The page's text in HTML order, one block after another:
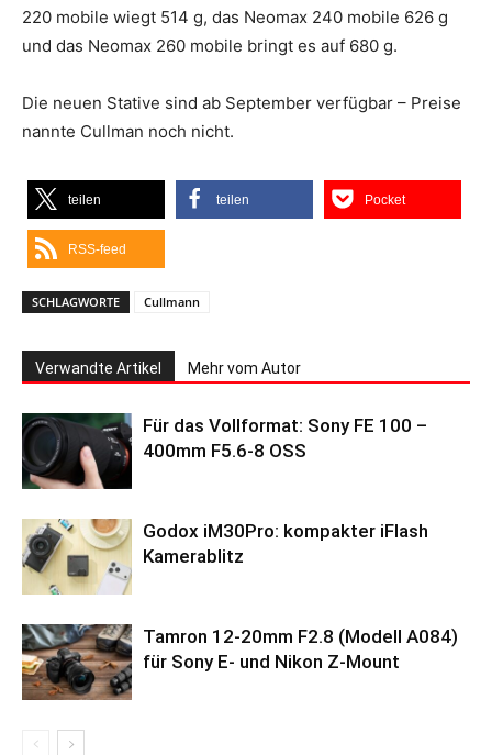
220 mobile wiegt 514 g, das Neomax 240 mobile 626 g
und das Neomax 260 mobile bringt es auf 680 g.
Die neuen Stative sind ab September verfügbar – Preise
nannte Cullman noch nicht.
teilen teilen Pocket
RSS-feed
SCHLAGWORTE Cullmann
Verwandte Artikel Mehr vom Autor
Für das Vollformat: Sony FE 100 –
400mm F5.6-8 OSS
Godox iM30Pro: kompakter iFlash
Kamerablitz
Tamron 12-20mm F2.8 (Modell A084)
für Sony E- und Nikon Z-Mount